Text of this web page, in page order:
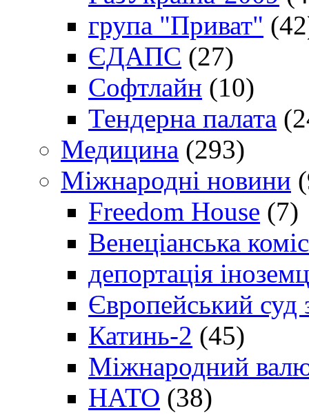
група "Приват"
ЄДАПС (27)
Софтлайн (10)
Тендерна палата
Медицина (293)
Міжнародні новини
Freedom House (7)
Венеціанська
депортація
Європейський
Катинь-2 (45)
Міжнародний
НАТО (38)